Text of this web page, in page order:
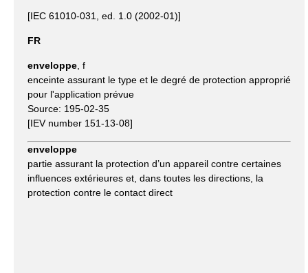
[IEC 61010-031, ed. 1.0 (2002-01)]
FR
enveloppe, f
enceinte assurant le type et le degré de protection approprié
pour l'application prévue
Source: 195-02-35
[IEV number 151-13-08]
enveloppe
partie assurant la protection d’un appareil contre certaines
influences extérieures et, dans toutes les directions, la
protection contre le contact direct